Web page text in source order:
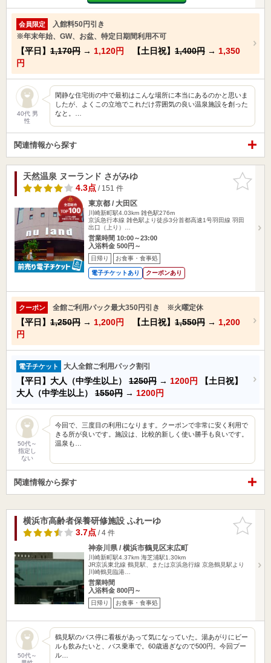
会員限定
入館料50円引き
※年末年始、GW、お盆、特定日期間利用不可
【平日】 1,170円 → 1,120円 【土日祝】 1,400円 → 1,350
円
40代 男
性
閑静な住宅街の中で最初はこんな場所に本当にあるのかと思いま
したが、よくこの立地でこれだけ雰囲気の良い温泉施設を創った
なと。…
関連情報から探す
お気に入
りに追加
天然温泉 ヌーランド さがみゆ
4.3点/ 151 件
東京都 / 大田区
川崎新町駅4.03km 雑色駅276m
京浜急行本線 雑色駅より徒歩3分首都高速1号羽田線 羽田
出口（上り）…
営業時間 10:00～23:00
入浴料金 500円～
日帰り お食事・食事処
電子チケットあり クーポンあり
クーポン 全館ご利用パック最大350円引き ※火曜定休
【平日】 1,250円 → 1,200円 【土日祝】 1,550円 → 1,200
円
電子チケット 大人全館ご利用パック割引
【平日】大人（中学生以上） 1250円 → 1200円
【土日祝】
大人（中学生以上） 1550円 → 1200円
50代～
指定し
ない
今回で、三度目の利用になります。クーポンで非常に安く利用で
きる所が良いです。施設は、比較的新しく使い勝手も良いです。
温泉も…
関連情報から探す
お気に入
りに追加
横浜市高齢者保養研修施設 ふれーゆ
3.7点/ 4 件
神奈川県 / 横浜市鶴見区末広町
川崎新町駅4.37km 海芝浦駅1.30km
JR京浜東北線 鶴見駅、または京浜急行線 京急鶴見駅より
川崎鶴見臨港…
営業時間
入浴料金 800円～
日帰り お食事・食事処
50代～
鶴見駅のバス停に看板があって気になっていた。湯あがりにビー
ルも飲みたいと、バス乗車で。60歳過ぎなので500円。今回プー
ル…